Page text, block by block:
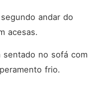
andar do
acesas.
sentado no sofá com
frio.